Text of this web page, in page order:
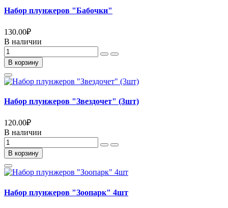
Набор плунжеров "Бабочки"
130.00₽
В наличии
В корзину
Набор плунжеров "Звездочет" (3шт)
120.00₽
В наличии
В корзину
Набор плунжеров "Зоопарк" 4шт